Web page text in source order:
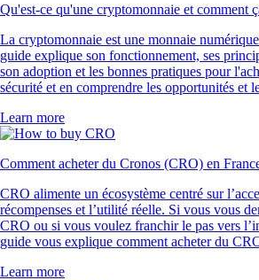
Qu'est-ce qu'une cryptomonnaie et comment
La cryptomonnaie est une monnaie
guide explique son fonctionnement, ses
son adoption et les bonnes pratiques pour
sécurité et en comprendre les opportunités et
Learn more
Comment acheter du Cronos (CRO) en
CRO alimente un écosystème centré sur
récompenses et l’utilité réelle. Si vous vous
CRO ou si vous voulez franchir le pas vers
guide vous explique comment acheter du
Learn more